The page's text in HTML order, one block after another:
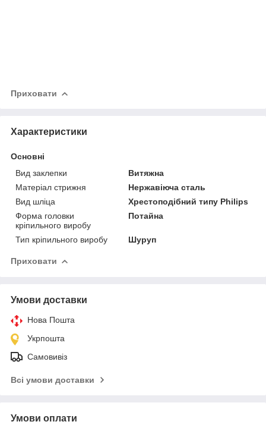
Приховати
Характеристики
Основні
Вид заклепки
Витяжна
Матеріал стрижня
Нержавіюча сталь
Вид шліца
Хрестоподібний типу Philips
Форма головки
кріпильного виробу
Потайна
Тип кріпильного виробу Шуруп
Приховати
Умови доставки
Нова Пошта
Укрпошта
Самовивіз
Всі умови доставки
Умови оплати